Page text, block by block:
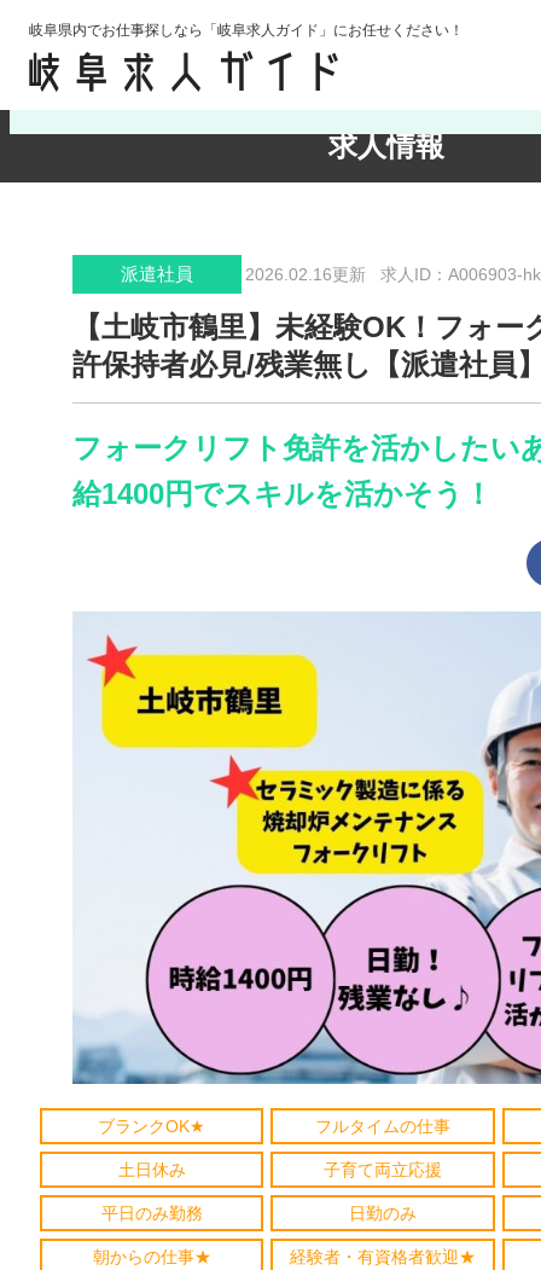
岐阜県内でお仕事探しなら「岐阜求人ガイド」にお任せください！
求人情報
検索条件の確認・変更
派遣社員 2026.02.16更新 求人ID：A006903-
【土岐市鶴里】未経験OK！フォー
許保持者必見/残業無し【派遣社員
フォークリフト免許を活かしたい
給1400円でスキルを活かそう！
ブランクOK★ フルタイムの仕事
土日休み 子育て両立応援
平日のみ勤務 日勤のみ
朝からの仕事★ 経験者・有資格者歓迎★